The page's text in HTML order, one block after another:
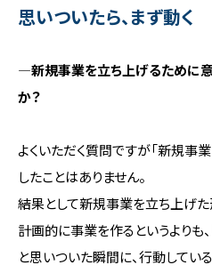
思いついたら、まず動く
―新規事業を立ち上げるために
か？
よくいただく質問ですが「新規事
したことはありません。
結果として新規事業を立ち上げ
計画的に事業を作るというよりも
と思いついた瞬間に、行動してい